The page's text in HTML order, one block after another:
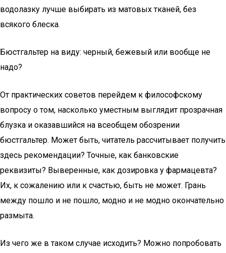
водолазку лучше выбирать из матовых тканей, без
всякого блеска.
Бюстгальтер на виду: черный, бежевый или вообще не
надо?
От практических советов перейдем к философскому
вопросу о том, насколько уместным выглядит прозрачная
блузка и оказавшийся на всеобщем обозрении
бюстгальтер. Может быть, читатель рассчитывает получить
здесь рекомендации? Точные, как банковские
реквизиты? Выверенные, как дозировка у фармацевта?
Их, к сожалению или к счастью, быть не может. Грань
между пошло и не пошло, модно и не модно окончательно
размыта.
Из чего же в таком случае исходить? Можно попробовать